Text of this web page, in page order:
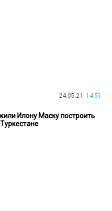
24.05.21 14:51
Илону Маску построить